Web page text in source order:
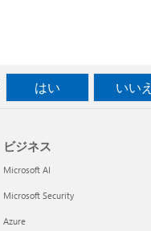
はい いいえ
ビジネス
Microsoft AI
Microsoft Security
Azure